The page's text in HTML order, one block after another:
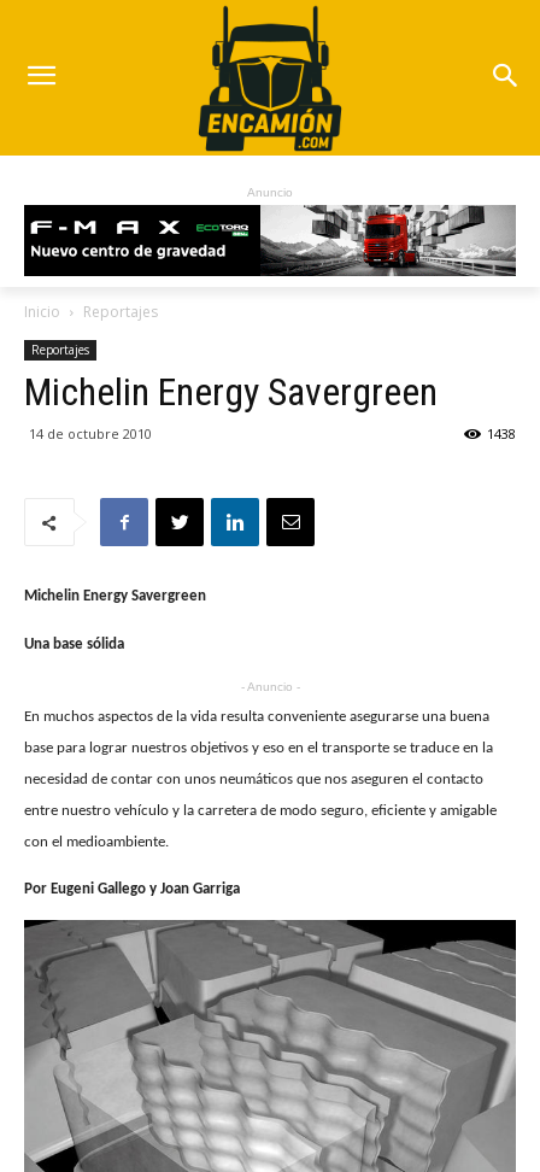
Anuncio
Inicio Reportajes
Reportajes
Michelin Energy Savergreen
14 de octubre 2010 1438
Michelin Energy Savergreen
Una base sólida
- Anuncio -
En muchos aspectos de la vida resulta conveniente asegurarse una buena
base para lograr nuestros objetivos y eso en el transporte se traduce en la
necesidad de contar con unos neumáticos que nos aseguren el contacto
entre nuestro vehículo y la carretera de modo seguro, eficiente y amigable
con el medioambiente.
Por Eugeni Gallego y Joan Garriga